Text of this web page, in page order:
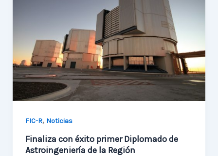
FIC-R, Noticias
Finaliza con éxito primer Diplomado de
Astroingeniería de la Región